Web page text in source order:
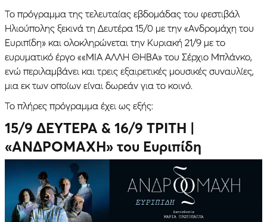
Το πρόγραμμα της τελευταίας εβδομάδας του φεστιβάλ
Ηλιούπολης ξεκινά τη Δευτέρα 15/0 με την «Ανδρομάχη του
Ευριπίδη» και ολοκληρώνεται την Κυριακή 21/9 με το
ευρυματικό έργο ««ΜΙΑ ΑΛΛΗ ΘΗΒΑ» του Σέρχιο Μπλάνκο,
ενώ περιλαμβάνει και τρεις εξαιρετικές μουσικές συναυλίες,
μια εκ των οποίων είναι δωρεάν για το κοινό.
Το πλήρες πρόγραμμα έχει ως εξής:
15/9 ΔΕΥΤΕΡΑ & 16/9 ΤΡΙΤΗ |
«ΑΝΔΡΟΜΑΧΗ» του Ευριπίδη